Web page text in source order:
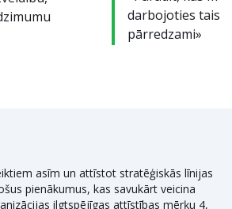
darbojoties
pārredzami»
asīm un attīstot stratēģiskās līnijas
pienākumus, kas savukārt veicina
ilgtspējīgas attīstības mērķu 4,